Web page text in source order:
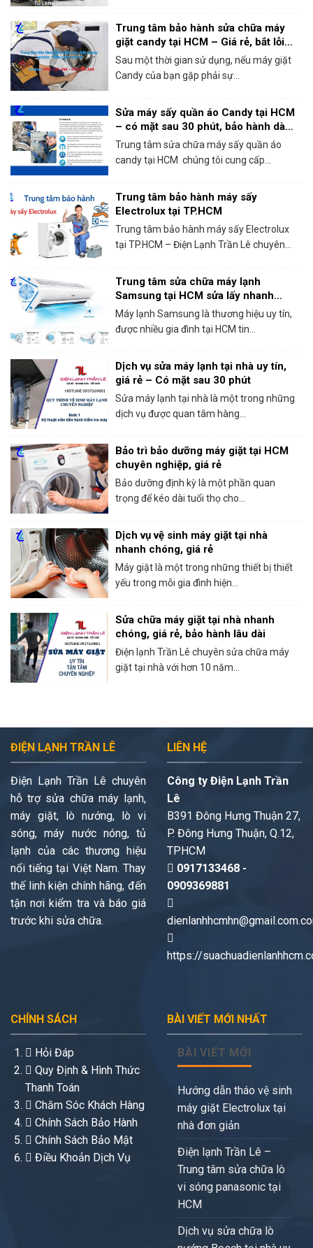
Trung tâm bảo hành sửa chữa máy
giặt candy tại HCM – Giá rẻ, bắt lỗi
chính xác 100%
Sau một thời gian sử dụng, nếu máy giặt
Candy của bạn gặp phải sự...
Sửa máy sấy quần áo Candy tại HCM
– có mặt sau 30 phút, bảo hành dài
hạn!
Trung tâm sửa chữa máy sấy quần áo
candy tại HCM chúng tôi cung cấp...
Trung tâm bảo hành máy sấy
Electrolux tại TP.HCM
Trung tâm bảo hành máy sấy Electrolux
tại TP.HCM – Điện Lạnh Trần Lê chuyên...
Trung tâm sửa chữa máy lạnh
Samsung tại HCM sửa lấy nhanh
trong ngày
Máy lạnh Samsung là thương hiệu uy tín,
được nhiều gia đình tại HCM tin...
Dịch vụ sửa máy lạnh tại nhà uy tín,
giá rẻ – Có mặt sau 30 phút
Sửa máy lạnh tại nhà là một trong những
dịch vụ được quan tâm hàng...
Bảo trì bảo dưỡng máy giặt tại HCM
chuyên nghiệp, giá rẻ
Bảo dưỡng định kỳ là một phần quan
trọng để kéo dài tuổi thọ cho...
Dịch vụ vệ sinh máy giặt tại nhà
nhanh chóng, giá rẻ
Máy giặt là một trong những thiết bị thiết
yếu trong mỗi gia đình hiện...
Sửa chữa máy giặt tại nhà nhanh
chóng, giá rẻ, bảo hành lâu dài
Điện lạnh Trần Lê chuyên sửa chữa máy
giặt tại nhà với hơn 10 năm...
ĐIỆN LẠNH TRẦN LÊ
Điện Lạnh Trần Lê chuyên
hỗ trợ sửa chữa máy lạnh,
máy giặt, lò nướng, lò vi
sóng, máy nước nóng, tủ
lạnh của các thương hiệu
nổi tiếng tại Việt Nam. Thay
thế linh kiện chính hãng, đến
tận nơi kiểm tra và báo giá
trước khi sửa chữa.
LIÊN HỆ
Công ty Điện Lạnh Trần
Lê
B391 Đông Hưng Thuận 27,
P. Đông Hưng Thuận, Q.12,
TPHCM
0917133468 -
0909369881
https://
CHÍNH SÁCH
Hỏi Đáp
Quy Định & Hình Thức
Thanh Toán
Chăm Sóc Khách Hàng
Chính Sách Bảo Hành
Chính Sách Bảo Mật
Điều Khoản Dịch Vụ
BÀI VIẾT MỚI NHẤT
BÀI VIẾT MỚI
Hướng dẫn tháo vệ sinh
máy giặt Electrolux tại
nhà đơn giản
Điện lạnh Trần Lê –
Trung tâm sửa chữa lò
vi sóng panasonic tại
HCM
Dịch vụ sửa chữa lò